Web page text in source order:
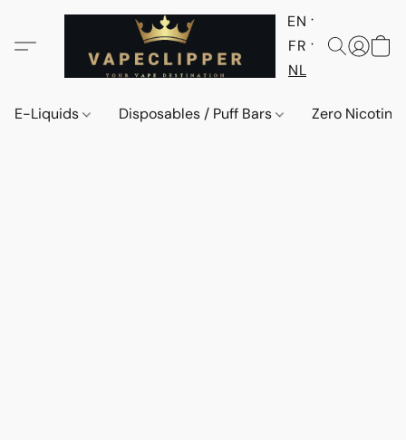
EN
FR
NL
E-Liquids Disposables / Puff Bars Zero Nicotine